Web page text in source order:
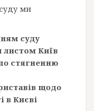
ми
суду
листом Київ
стягненню
щодо
в Києві